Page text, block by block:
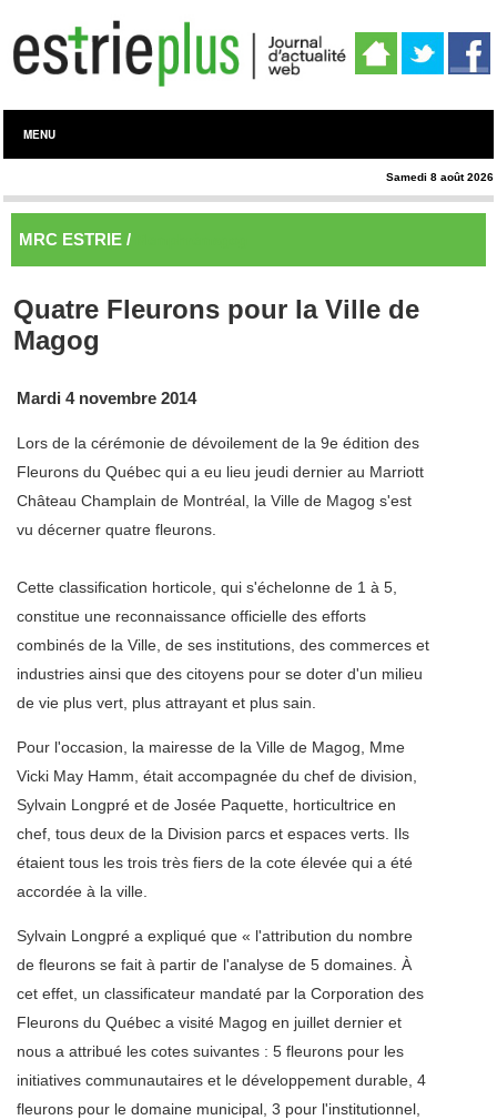
MENU
Samedi 8 août 2026
MRC ESTRIE /
Quatre Fleurons pour la Ville de
Magog
Mardi 4 novembre 2014
Lors de la cérémonie de dévoilement de la 9e édition des
Fleurons du Québec qui a eu lieu jeudi dernier au Marriott
Château Champlain de Montréal, la Ville de Magog s'est
vu décerner quatre fleurons.
Cette classification horticole, qui s'échelonne de 1 à 5,
constitue une reconnaissance officielle des efforts
combinés de la Ville, de ses institutions, des commerces et
industries ainsi que des citoyens pour se doter d'un milieu
de vie plus vert, plus attrayant et plus sain.
Pour l'occasion, la mairesse de la Ville de Magog, Mme
Vicki May Hamm, était accompagnée du chef de division,
Sylvain Longpré et de Josée Paquette, horticultrice en
chef, tous deux de la Division parcs et espaces verts. Ils
étaient tous les trois très fiers de la cote élevée qui a été
accordée à la ville.
Sylvain Longpré a expliqué que « l'attribution du nombre
de fleurons se fait à partir de l'analyse de 5 domaines. À
cet effet, un classificateur mandaté par la Corporation des
Fleurons du Québec a visité Magog en juillet dernier et
nous a attribué les cotes suivantes : 5 fleurons pour les
initiatives communautaires et le développement durable, 4
fleurons pour le domaine municipal, 3 pour l'institutionnel,